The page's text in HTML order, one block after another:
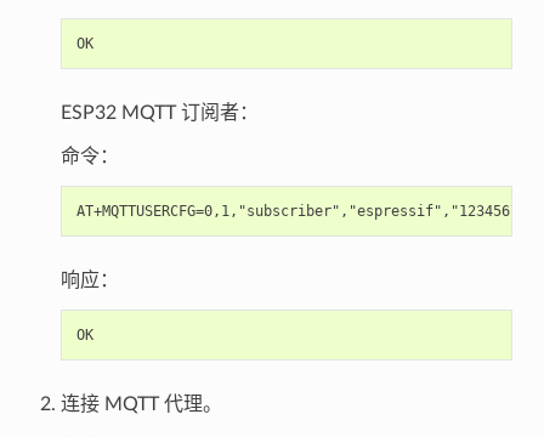
OK
ESP32 MQTT 订阅者：
命令：
响应：
OK
连接 MQTT 代理。